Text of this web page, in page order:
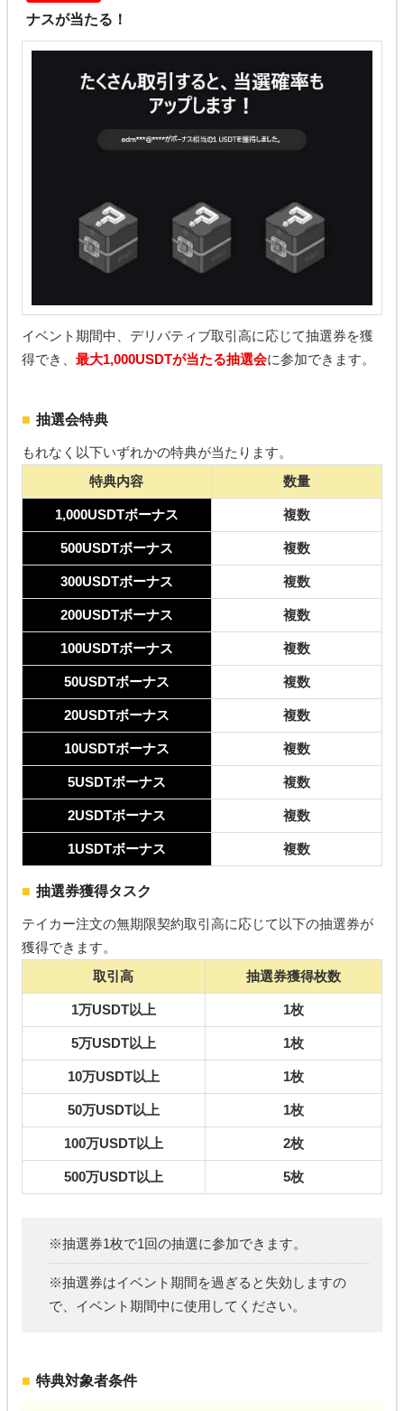
ナスが当たる！
イベント期間中、デリバティブ取引高に応じて抽選券を獲
得でき、 最大1,000USDTが当たる抽選会に参加できます。
抽選会特典
もれなく以下いずれかの特典が当たります。
特典内容
数量
1,000USDTボーナス 複数
500USDTボーナス 複数
300USDTボーナス 複数
200USDTボーナス 複数
100USDTボーナス 複数
50USDTボーナス 複数
20USDTボーナス 複数
10USDTボーナス 複数
5USDTボーナス 複数
2USDTボーナス 複数
1USDTボーナス 複数
抽選券獲得タスク
テイカー注文の無期限契約取引高に応じて以下の抽選券が
獲得できます。
取引高
抽選券獲得枚数
1万USDT以上 1枚
5万USDT以上 1枚
10万USDT以上 1枚
50万USDT以上 1枚
100万USDT以上 2枚
500万USDT以上 5枚
※抽選券1枚で1回の抽選に参加できます。
※抽選券はイベント期間を過ぎると失効しますの
で、イベント期間中に使用してください。
特典対象者条件